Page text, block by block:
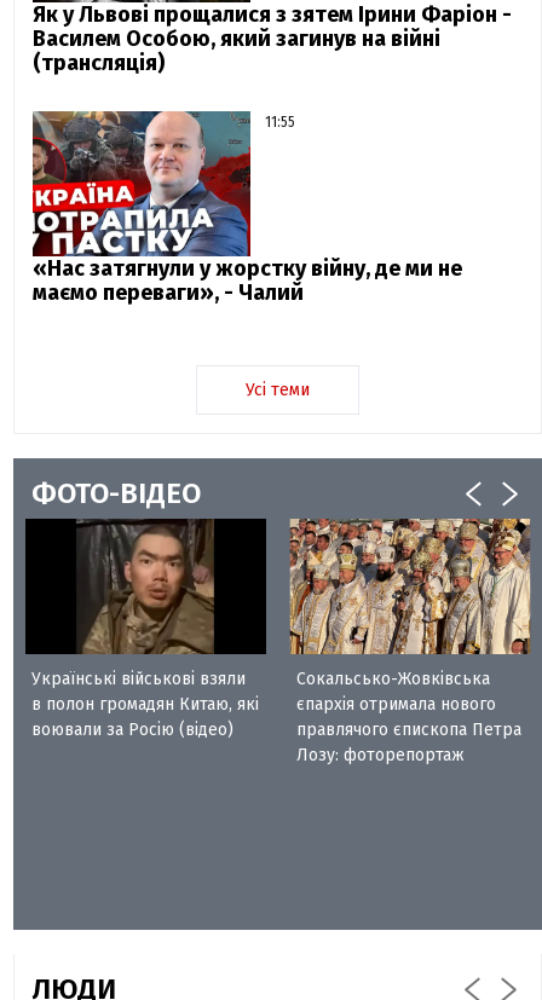
Як у Львові прощалися з зятем Ірини Фаріон -
Василем Особою, який загинув на війні
(трансляція)
11:55
«Нас затягнули у жорстку війну, де ми не
маємо переваги», - Чалий
Усі теми
ФОТО-ВІДЕО
Українські військові взяли
в полон громадян Китаю, які
воювали за Росію (відео)
Сокальсько-Жовківська
єпархія отримала нового
правлячого єпископа Петра
Лозу: фоторепортаж
ЛЮДИ